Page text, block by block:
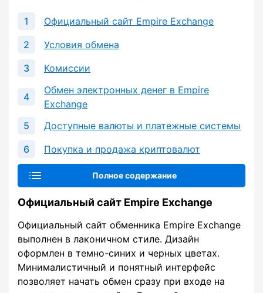
Официальный сайт Empire Exchange
Условия обмена
Комиссии
Обмен электронных денег в Empire
Exchange
Доступные валюты и платежные системы
Покупка и продажа криптовалют
Полное содержание
Официальный сайт Empire Exchange
Официальный сайт обменника Empire Exchange
выполнен в лаконичном стиле. Дизайн
оформлен в темно-синих и черных цветах.
Минималистичный и понятный интерфейс
позволяет начать обмен сразу при входе на